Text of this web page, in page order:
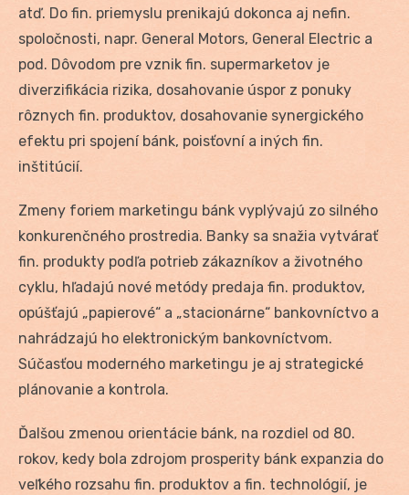
atď. Do fin. priemyslu prenikajú dokonca aj nefin.
spoločnosti, napr. General Motors, General Electric a
pod. Dôvodom pre vznik fin. supermarketov je
diverzifikácia rizika, dosahovanie úspor z ponuky
rôznych fin. produktov, dosahovanie synergického
efektu pri spojení bánk, poisťovní a iných fin.
inštitúcií.
Zmeny foriem marketingu bánk vyplývajú zo silného
konkurenčného prostredia. Banky sa snažia vytvárať
fin. produkty podľa potrieb zákazníkov a životného
cyklu, hľadajú nové metódy predaja fin. produktov,
opúšťajú „papierové“ a „stacionárne“ bankovníctvo a
nahrádzajú ho elektronickým bankovníctvom.
Súčasťou moderného marketingu je aj strategické
plánovanie a kontrola.
Ďalšou zmenou orientácie bánk, na rozdiel od 80.
rokov, kedy bola zdrojom prosperity bánk expanzia do
veľkého rozsahu fin. produktov a fin. technológií, je